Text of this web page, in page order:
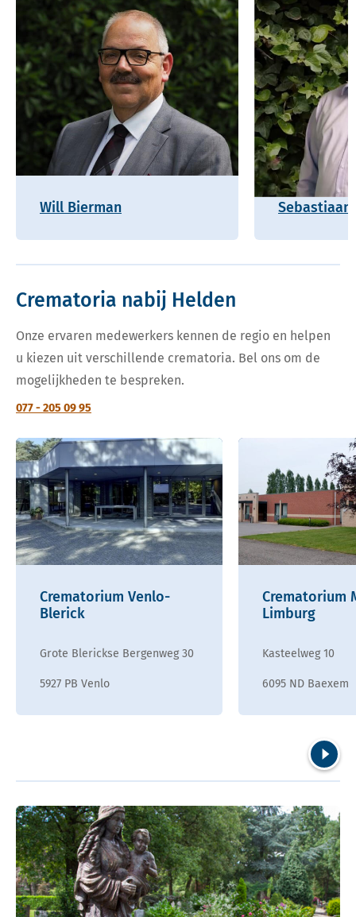
Will Bierman
Crematoria nabij Helden
Onze ervaren medewerkers kennen de regio en helpen
u kiezen uit verschillende crematoria. Bel ons om de
mogelijkheden te bespreken.
077 - 205 09 95
Crematorium Venlo-
Blerick
Grote Blerickse Bergenweg 30
5927 PB Venlo
Crematorium
Limburg
Kasteelweg 10
6095 ND Baexem